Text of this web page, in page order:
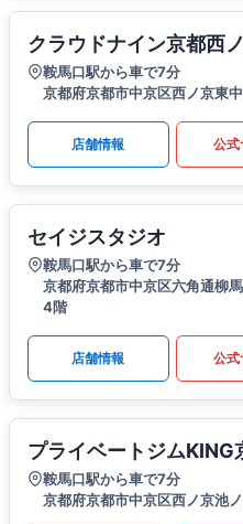
クラウドナイン京都西
鞍馬口駅から車で7分
京都府京都市中京区西ノ京東
店舗情報 公式
セイジスタジオ
鞍馬口駅から車で7分
京都府京都市中京区六角通柳
4階
店舗情報 公式
プライベートジムKING
鞍馬口駅から車で7分
京都府京都市中京区西ノ京池